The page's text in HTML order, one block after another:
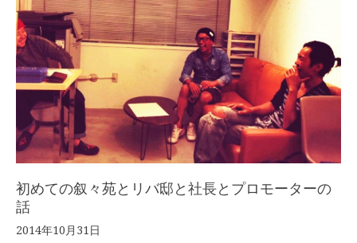
初めての叙々苑とリバ邸と社長とプロモーターの
話
2014年10月31日